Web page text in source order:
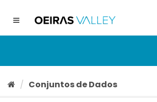
conteúdo
Toggle
Conjuntos de Dados